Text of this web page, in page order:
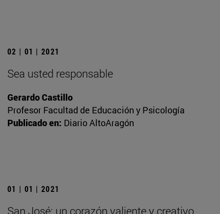
02 | 01 | 2021
Sea usted responsable
Gerardo Castillo
Profesor Facultad de Educación y Psicología
Publicado en: Diario AltoAragón
01 | 01 | 2021
San José: un corazón valiente y creativo